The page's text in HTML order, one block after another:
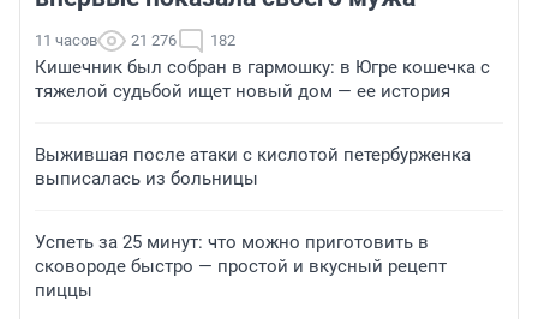
11 часов 21 276 182
Кишечник был собран в гармошку: в Югре кошечка с
тяжелой судьбой ищет новый дом — ее история
Выжившая после атаки с кислотой петербурженка
выписалась из больницы
Успеть за 25 минут: что можно приготовить в
сковороде быстро — простой и вкусный рецепт
пиццы